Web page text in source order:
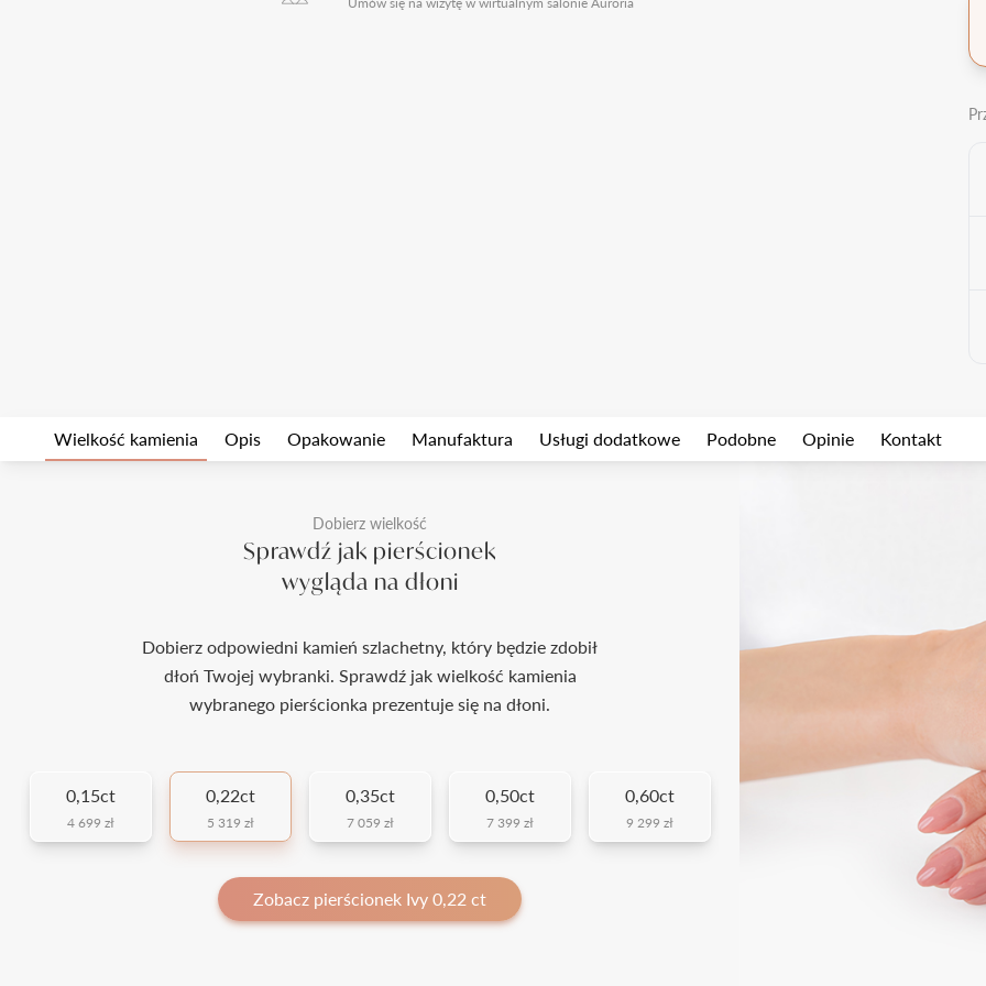
Wielkość kamienia Opis Opakowanie Manufaktura Usługi dodatkowe Podobne Opinie Kontakt
Dobierz wielkość
Sprawdź jak pierścionek
wygląda na dłoni
Dobierz odpowiedni kamień szlachetny, który będzie zdobił
dłoń Twojej wybranki. Sprawdź jak wielkość kamienia
wybranego pierścionka prezentuje się na dłoni.
0,15ct
4 699 zł
0,22ct
5 319 zł
0,35ct
7 059 zł
0,50ct
7 399 zł
0,60ct
9 299 zł
Zobacz pierścionek Ivy 0,22 ct